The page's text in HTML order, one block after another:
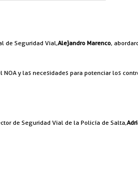
de Seguridad Vial,Alejandro Marenco,
y las necesidades para potenciar los
de Seguridad Vial de la Policía de Salta,